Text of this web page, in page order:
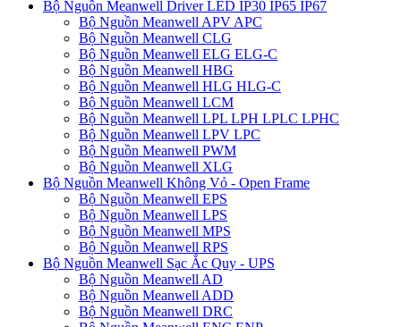
Bộ Nguồn Meanwell Driver LED IP30 IP65 IP67
Bộ Nguồn Meanwell APV APC
Bộ Nguồn Meanwell CLG
Bộ Nguồn Meanwell ELG ELG-C
Bộ Nguồn Meanwell HBG
Bộ Nguồn Meanwell HLG HLG-C
Bộ Nguồn Meanwell LCM
Bộ Nguồn Meanwell LPL LPH LPLC LPHC
Bộ Nguồn Meanwell LPV LPC
Bộ Nguồn Meanwell PWM
Bộ Nguồn Meanwell XLG
Bộ Nguồn Meanwell Không Vỏ - Open Frame
Bộ Nguồn Meanwell EPS
Bộ Nguồn Meanwell LPS
Bộ Nguồn Meanwell MPS
Bộ Nguồn Meanwell RPS
Bộ Nguồn Meanwell Sạc Ắc Quy - UPS
Bộ Nguồn Meanwell AD
Bộ Nguồn Meanwell ADD
Bộ Nguồn Meanwell DRC